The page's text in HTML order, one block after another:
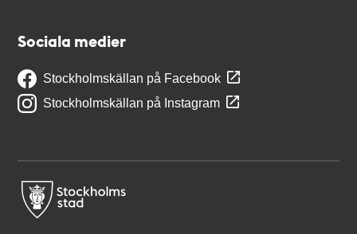
Sociala medier
Stockholmskällan på Facebook
Stockholmskällan på Instagram